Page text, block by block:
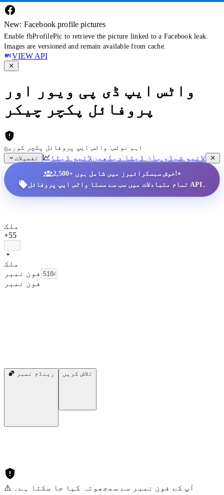
New: Facebook profile pictures
Enable fbProfilePic to retrieve the picture linked to a Facebook leak.
Images are versioned and remain available from cache.
VIEW API
واٹس ایپ ڈی پی ویور اور
پروفائل پکچر چیکر
اہم نوٹس: واٹس ایپ پروفائل پکچر کوریج
تفصیلات
لائیو شیڈو بان ڈیٹا دیکھیں لائیو ڈیٹا
2,500+ خوش سبسکرائبرز میں شامل ہوں!•
تمام متبادلات میں سب سے سستا واٹس ایپ پروفائل API۔
ملک
+55
ملک
فون نمبر
فون نمبر
رینڈم نمبر تلاش کریں
⚠️ آپ کے فون نمبر سے سمجھوتہ کیا جا سکتا ہے۔